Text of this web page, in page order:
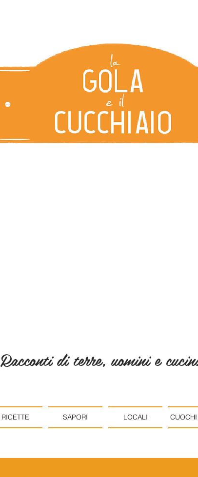
Racconti di terre, uomini e
RICETTE SAPORI LOCALI